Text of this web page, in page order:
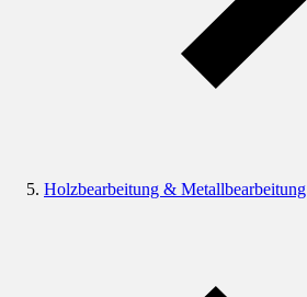
Holzbearbeitung & Metallbearbeitung